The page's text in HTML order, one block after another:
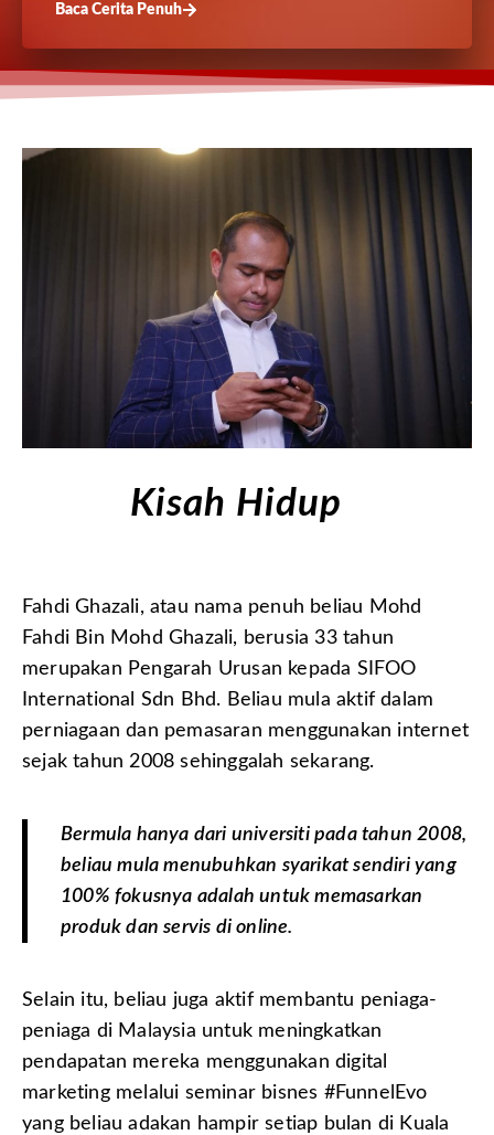
Baca Cerita Penuh
Kisah Hidup
Fahdi Ghazali, atau nama penuh beliau Mohd
Fahdi Bin Mohd Ghazali, berusia 33 tahun
merupakan Pengarah Urusan kepada SIFOO
International Sdn Bhd. Beliau mula aktif dalam
perniagaan dan pemasaran menggunakan internet
sejak tahun 2008 sehinggalah sekarang.
Bermula hanya dari universiti pada tahun 2008,
beliau mula menubuhkan syarikat sendiri yang
100% fokusnya adalah untuk memasarkan
produk dan servis di online.
Selain itu, beliau juga aktif membantu peniaga-
peniaga di Malaysia untuk meningkatkan
pendapatan mereka menggunakan digital
marketing melalui seminar bisnes #FunnelEvo
yang beliau adakan hampir setiap bulan di Kuala